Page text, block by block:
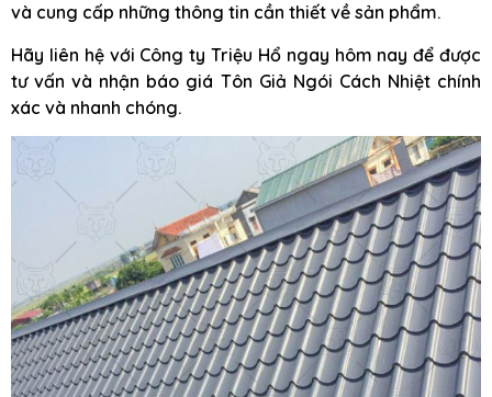
và cung cấp những thông tin cần thiết về sản phẩm.
Hãy liên hệ với Công ty Triệu Hổ ngay hôm nay để được
tư vấn và nhận báo giá Tôn Giả Ngói Cách Nhiệt chính
xác và nhanh chóng.